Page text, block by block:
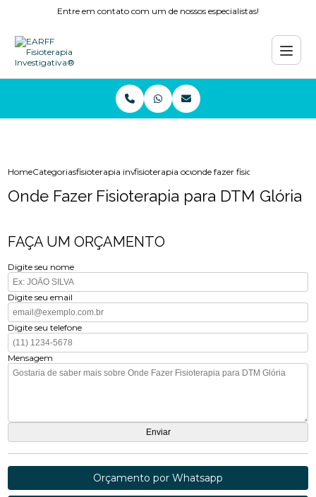
Entre em contato com um de nossos especialistas!
HomeCategoriasfisioterapia investigativa
fisioterapia ocularonde fazer fisioterapia para
Onde Fazer Fisioterapia para DTM Glória
FAÇA UM ORÇAMENTO
Digite seu nome
Digite seu email
Digite seu telefone
Mensagem
Orçamento por Whatsapp